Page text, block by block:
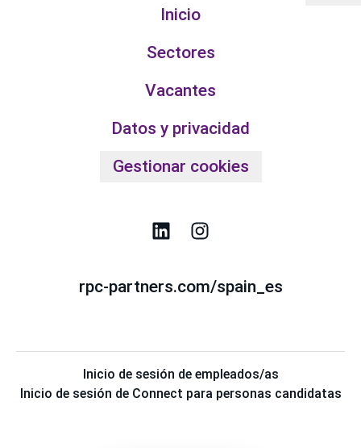
Inicio
Sectores
Vacantes
Datos y privacidad
Gestionar cookies
rpc-partners.com/spain_es
Inicio de sesión de empleados/as
Inicio de sesión de Connect para personas candidatas